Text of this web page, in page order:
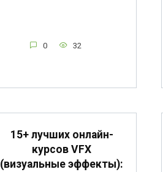
0 32
15+ лучших онлайн-
курсов VFX
(визуальные эффекты):